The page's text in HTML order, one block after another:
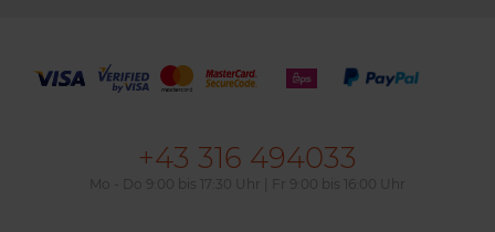
+43 316 494033
Mo - Do 9:00 bis 17:30 Uhr | Fr 9:00 bis 16:00 Uhr